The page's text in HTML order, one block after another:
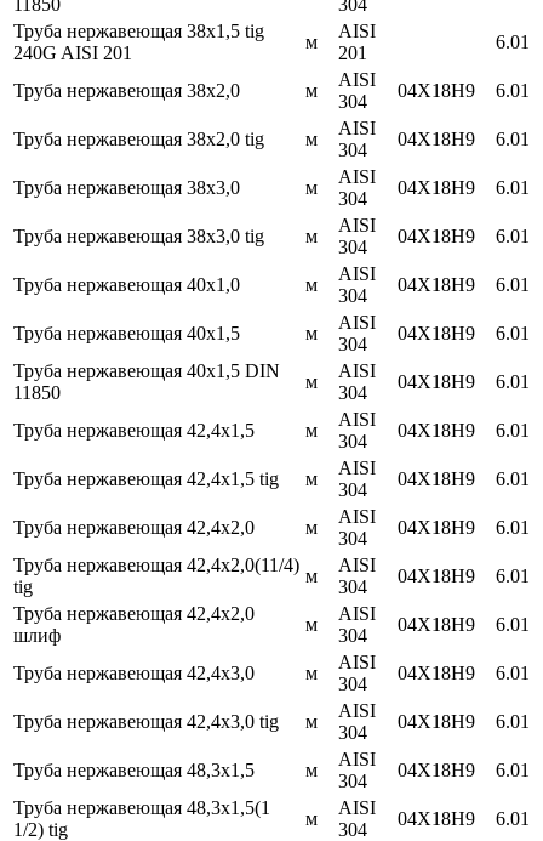
Труба нержавеющая 38х1,5 tig
240G AISI 201
м
AISI
201
6.01
Труба нержавеющая 38х2,0 м
AISI
304
04Х18Н9 6.01
Труба нержавеющая 38х2,0 tig м
AISI
304
04Х18Н9 6.01
Труба нержавеющая 38х3,0 м
AISI
304
04Х18Н9 6.01
Труба нержавеющая 38х3,0 tig м
AISI
304
04Х18Н9 6.01
Труба нержавеющая 40х1,0 м
AISI
304
04Х18Н9 6.01
Труба нержавеющая 40х1,5 м
AISI
304
04Х18Н9
6.01
Труба нержавеющая 40х1,5 DIN
11850
м
AISI
304
04Х18Н9 6.01
Труба нержавеющая 42,4х1,5 м
AISI
304
04Х18Н9 6.01
Труба нержавеющая 42,4х1,5 tig м
AISI
304
04Х18Н9 6.01
Труба нержавеющая 42,4х2,0 м
AISI
304
04Х18Н9
6.01
Труба нержавеющая 42,4х2,0(11/4)
tig
м
AISI
304
04Х18Н9
6.01
Труба нержавеющая 42,4х2,0
шлиф
м
AISI
304
04Х18Н9 6.01
Труба нержавеющая 42,4х3,0 м
AISI
304
04Х18Н9 6.01
Труба нержавеющая 42,4х3,0 tig м
AISI
304
04Х18Н9 6.01
Труба нержавеющая 48,3х1,5 м
AISI
304
04Х18Н9
6.01
Труба нержавеющая 48,3х1,5(1
1/2) tig
м
AISI
304
04Х18Н9 6.01